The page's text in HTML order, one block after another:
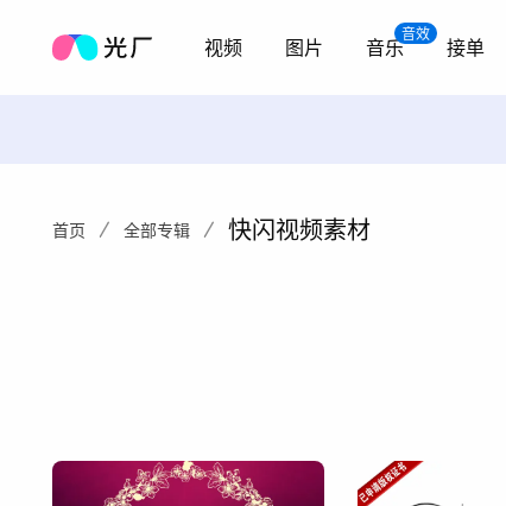
视频 图片
音效
音乐 接单
首页 全部专辑 快闪视频素材